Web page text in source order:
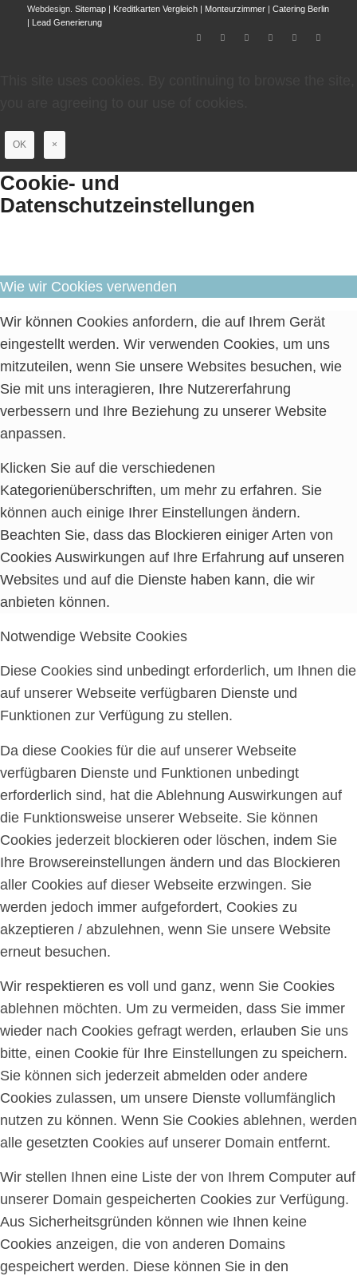
Webdesign. Sitemap| Kreditkarten Vergleich| Monteurzimmer| Catering Berlin
| Lead Generierung
OK ×
Cookie- und
Datenschutzeinstellungen
Wie wir Cookies verwenden
Wir können Cookies anfordern, die auf Ihrem Gerät
eingestellt werden. Wir verwenden Cookies, um uns
mitzuteilen, wenn Sie unsere Websites besuchen, wie
Sie mit uns interagieren, Ihre Nutzererfahrung
verbessern und Ihre Beziehung zu unserer Website
anpassen.
Klicken Sie auf die verschiedenen
Kategorienüberschriften, um mehr zu erfahren. Sie
können auch einige Ihrer Einstellungen ändern.
Beachten Sie, dass das Blockieren einiger Arten von
Cookies Auswirkungen auf Ihre Erfahrung auf unseren
Websites und auf die Dienste haben kann, die wir
anbieten können.
Notwendige Website Cookies
Diese Cookies sind unbedingt erforderlich, um Ihnen die
auf unserer Webseite verfügbaren Dienste und
Funktionen zur Verfügung zu stellen.
Da diese Cookies für die auf unserer Webseite
verfügbaren Dienste und Funktionen unbedingt
erforderlich sind, hat die Ablehnung Auswirkungen auf
die Funktionsweise unserer Webseite. Sie können
Cookies jederzeit blockieren oder löschen, indem Sie
Ihre Browsereinstellungen ändern und das Blockieren
aller Cookies auf dieser Webseite erzwingen. Sie
werden jedoch immer aufgefordert, Cookies zu
akzeptieren / abzulehnen, wenn Sie unsere Website
erneut besuchen.
Wir respektieren es voll und ganz, wenn Sie Cookies
ablehnen möchten. Um zu vermeiden, dass Sie immer
wieder nach Cookies gefragt werden, erlauben Sie uns
bitte, einen Cookie für Ihre Einstellungen zu speichern.
Sie können sich jederzeit abmelden oder andere
Cookies zulassen, um unsere Dienste vollumfänglich
nutzen zu können. Wenn Sie Cookies ablehnen, werden
alle gesetzten Cookies auf unserer Domain entfernt.
Wir stellen Ihnen eine Liste der von Ihrem Computer auf
unserer Domain gespeicherten Cookies zur Verfügung.
Aus Sicherheitsgründen können wie Ihnen keine
Cookies anzeigen, die von anderen Domains
gespeichert werden. Diese können Sie in den